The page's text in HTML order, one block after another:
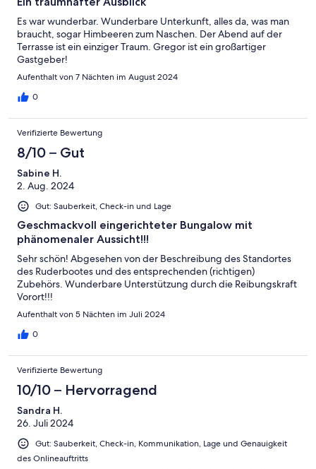
Es war wunderbar. Wunderbare Unterkunft, alles da, was man
braucht, sogar Himbeeren zum Naschen. Der Abend auf der
Terrasse ist ein einziger Traum. Gregor ist ein großartiger
Gastgeber!
Aufenthalt von 7 Nächten im August 2024
0
Verifizierte Bewertung
8/10 – Gut
Sabine H.
2. Aug. 2024
Gut: Sauberkeit, Check-in und Lage
Geschmackvoll eingerichteter Bungalow mit
phänomenaler Aussicht!!!
Sehr schön! Abgesehen von der Beschreibung des Standortes
des Ruderbootes und des entsprechenden (richtigen)
Zubehörs. Wunderbare Unterstützung durch die Reibungskraft
Vorort!!!
Aufenthalt von 5 Nächten im Juli 2024
0
Verifizierte Bewertung
10/10 – Hervorragend
Sandra H.
26. Juli 2024
Gut: Sauberkeit, Check-in, Kommunikation, Lage und Genauigkeit
des Onlineauftritts